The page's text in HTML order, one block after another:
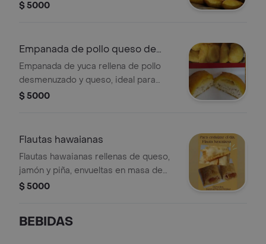
Preparada con masa de yuca.
$ 5000
Empanada de pollo queso de
yuca
Empanada de yuca rellena de pollo
desmenuzado y queso, ideal para
disfrutar como entrada.
$ 5000
Flautas hawaianas
Flautas hawaianas rellenas de queso,
jamón y piña, envueltas en masa de
trigo.
$ 5000
BEBIDAS